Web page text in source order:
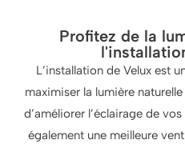
Profitez de la
L’installation de Velux est
maximiser la lumière
d’améliorer l’éclairage de
également une meilleure